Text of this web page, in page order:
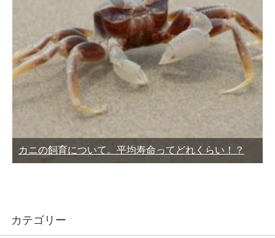
カニの飼育について。平均寿命ってどれくらい！？
カテゴリー